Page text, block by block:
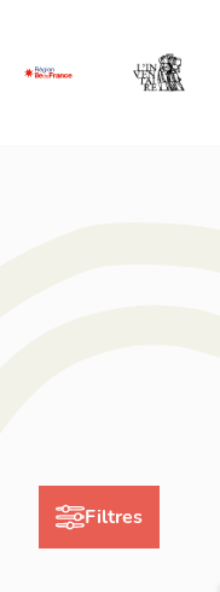
Filtres